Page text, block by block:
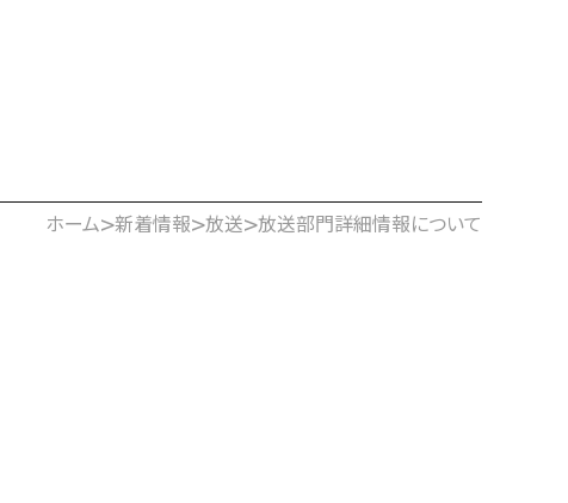
ホーム>新着情報>放送>放送部門詳細情報について